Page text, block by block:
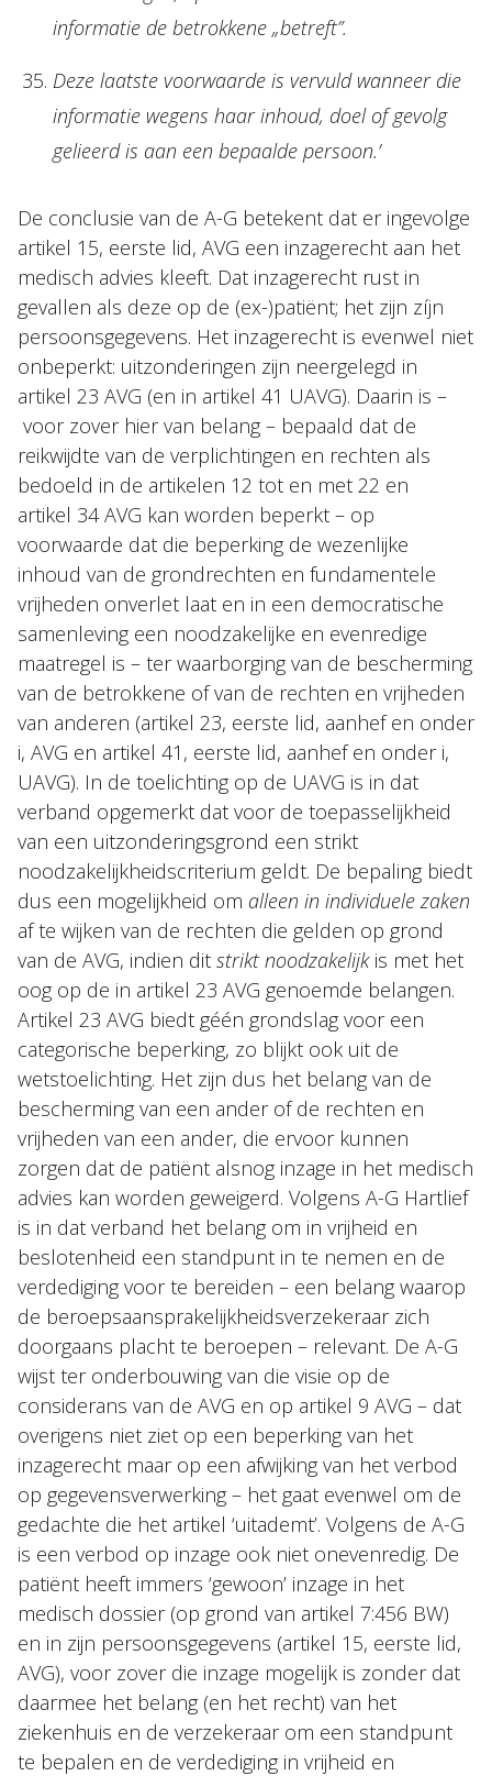
informatie de betrokkene „betreft”.
Deze laatste voorwaarde is vervuld wanneer die
informatie wegens haar inhoud, doel of gevolg
gelieerd is aan een bepaalde persoon.’
De conclusie van de A-G betekent dat er ingevolge
artikel 15, eerste lid, AVG een inzagerecht aan het
medisch advies kleeft. Dat inzagerecht rust in
gevallen als deze op de (ex-)patiënt; het zijn zíjn
persoonsgegevens. Het inzagerecht is evenwel niet
onbeperkt: uitzonderingen zijn neergelegd in
artikel 23 AVG (en in artikel 41 UAVG). Daarin is –
voor zover hier van belang – bepaald dat de
reikwijdte van de verplichtingen en rechten als
bedoeld in de artikelen 12 tot en met 22 en
artikel 34 AVG kan worden beperkt – op
voorwaarde dat die beperking de wezenlijke
inhoud van de grondrechten en fundamentele
vrijheden onverlet laat en in een democratische
samenleving een noodzakelijke en evenredige
maatregel is – ter waarborging van de bescherming
van de betrokkene of van de rechten en vrijheden
van anderen (artikel 23, eerste lid, aanhef en onder
i, AVG en artikel 41, eerste lid, aanhef en onder i,
UAVG). In de toelichting op de UAVG is in dat
verband opgemerkt dat voor de toepasselijkheid
van een uitzonderingsgrond een strikt
noodzakelijkheidscriterium geldt. De bepaling biedt
dus een mogelijkheid om alleen in individuele zaken
af te wijken van de rechten die gelden op grond
van de AVG, indien dit strikt noodzakelijkis met het
oog op de in artikel 23 AVG genoemde belangen.
Artikel 23 AVG biedt géén grondslag voor een
categorische beperking, zo blijkt ook uit de
wetstoelichting. Het zijn dus het belang van de
bescherming van een ander of de rechten en
vrijheden van een ander, die ervoor kunnen
zorgen dat de patiënt alsnog inzage in het medisch
advies kan worden geweigerd. Volgens A-G Hartlief
is in dat verband het belang om in vrijheid en
beslotenheid een standpunt in te nemen en de
verdediging voor te bereiden – een belang waarop
de beroepsaansprakelijkheidsverzekeraar zich
doorgaans placht te beroepen – relevant. De A-G
wijst ter onderbouwing van die visie op de
considerans van de AVG en op artikel 9 AVG – dat
overigens niet ziet op een beperking van het
inzagerecht maar op een afwijking van het verbod
op gegevensverwerking – het gaat evenwel om de
gedachte die het artikel ‘uitademt’. Volgens de A-G
is een verbod op inzage ook niet onevenredig. De
patiënt heeft immers ‘gewoon’ inzage in het
medisch dossier (op grond van artikel 7:456 BW)
en in zijn persoonsgegevens (artikel 15, eerste lid,
AVG), voor zover die inzage mogelijk is zonder dat
daarmee het belang (en het recht) van het
ziekenhuis en de verzekeraar om een standpunt
te bepalen en de verdediging in vrijheid en